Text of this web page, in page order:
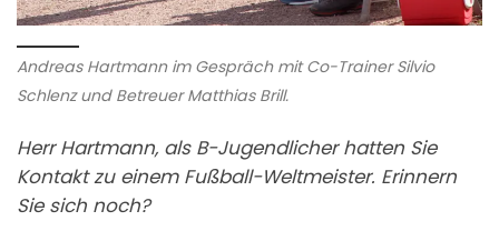
Andreas Hartmann im Gespräch mit Co-Trainer Silvio
Schlenz und Betreuer Matthias Brill.
Herr Hartmann, als B-Jugendlicher hatten Sie
Kontakt zu einem Fußball-Weltmeister. Erinnern
Sie sich noch?